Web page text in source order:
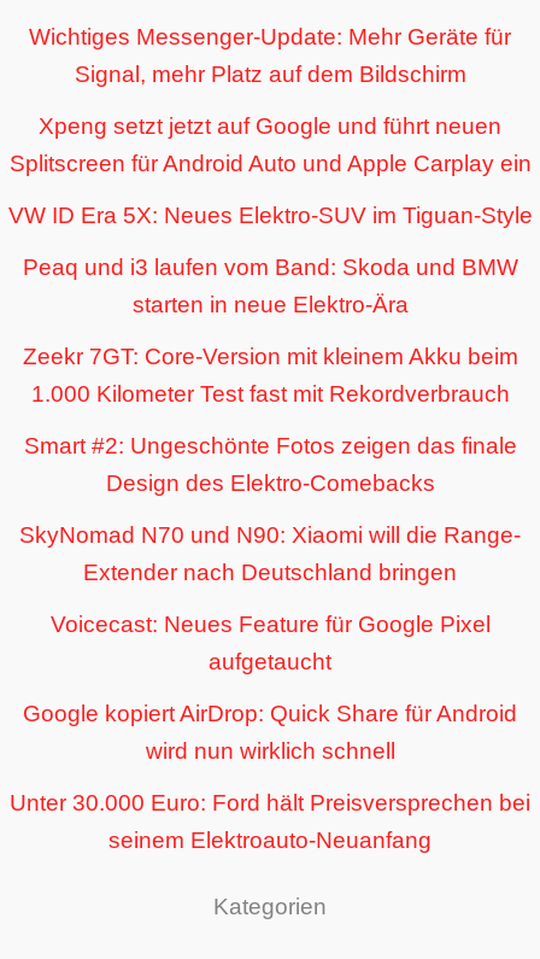
Wichtiges Messenger-Update: Mehr Geräte für
Signal, mehr Platz auf dem Bildschirm
Xpeng setzt jetzt auf Google und führt neuen
Splitscreen für Android Auto und Apple Carplay ein
VW ID Era 5X: Neues Elektro-SUV im Tiguan-Style
Peaq und i3 laufen vom Band: Skoda und BMW
starten in neue Elektro-Ära
Zeekr 7GT: Core-Version mit kleinem Akku beim
1.000 Kilometer Test fast mit Rekordverbrauch
Smart #2: Ungeschönte Fotos zeigen das finale
Design des Elektro-Comebacks
SkyNomad N70 und N90: Xiaomi will die Range-
Extender nach Deutschland bringen
Voicecast: Neues Feature für Google Pixel
aufgetaucht
Google kopiert AirDrop: Quick Share für Android
wird nun wirklich schnell
Unter 30.000 Euro: Ford hält Preisversprechen bei
seinem Elektroauto-Neuanfang
Kategorien